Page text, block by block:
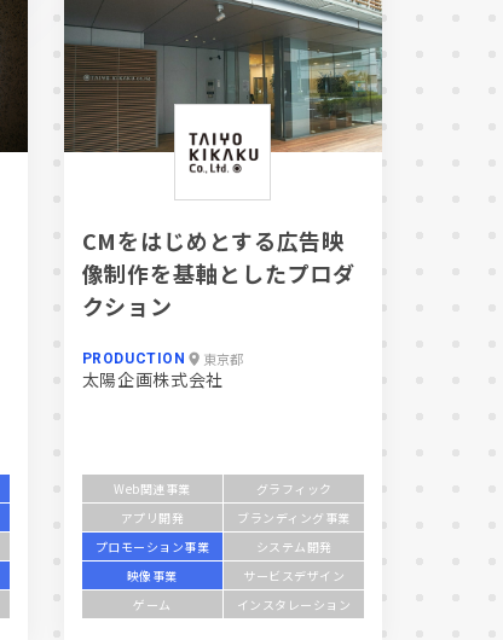
CMをはじめとする広告映
像制作を基軸としたプロダ
クション
PRODUCTION 東京都
太陽企画株式会社
Web関連事業
グラフィック
アプリ開発
ブランディング事業
プロモーション事業
システム開発
映像事業
サービスデザイン
ゲーム
インスタレーション